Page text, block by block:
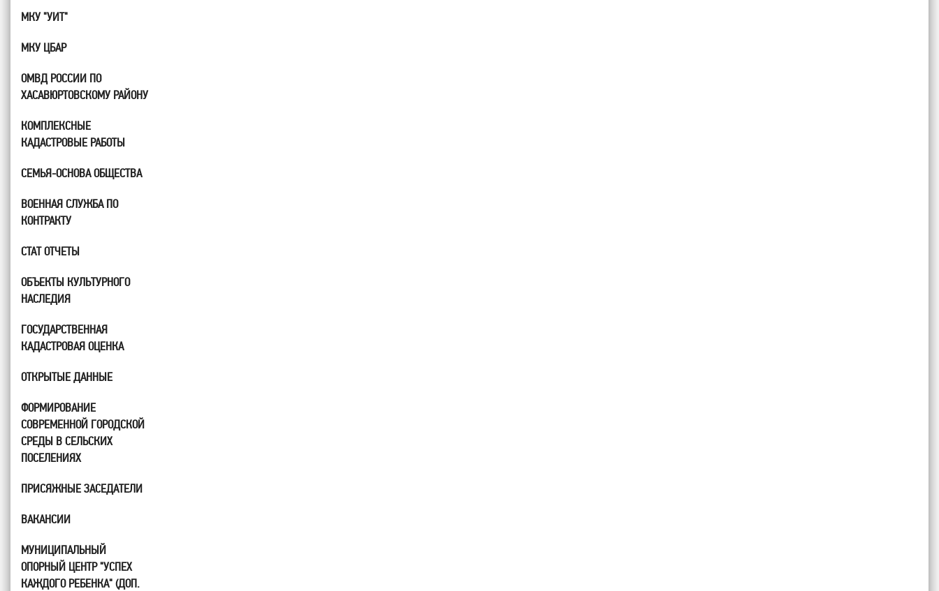
МКУ "УИТ"
МКУ ЦБАР
ОМВД РОССИИ ПО
ХАСАВЮРТОВСКОМУ РАЙОНУ
КОМПЛЕКСНЫЕ
КАДАСТРОВЫЕ РАБОТЫ
СЕМЬЯ-ОСНОВА ОБЩЕСТВА
ВОЕННАЯ СЛУЖБА ПО
КОНТРАКТУ
СТАТ ОТЧЕТЫ
ОБЪЕКТЫ КУЛЬТУРНОГО
НАСЛЕДИЯ
ГОСУДАРСТВЕННАЯ
КАДАСТРОВАЯ ОЦЕНКА
ОТКРЫТЫЕ ДАННЫЕ
ФОРМИРОВАНИЕ
СОВРЕМЕННОЙ ГОРОДСКОЙ
СРЕДЫ В СЕЛЬСКИХ
ПОСЕЛЕНИЯХ
ПРИСЯЖНЫЕ ЗАСЕДАТЕЛИ
ВАКАНСИИ
МУНИЦИПАЛЬНЫЙ
ОПОРНЫЙ ЦЕНТР "УСПЕХ
КАЖДОГО РЕБЕНКА" (ДОП.